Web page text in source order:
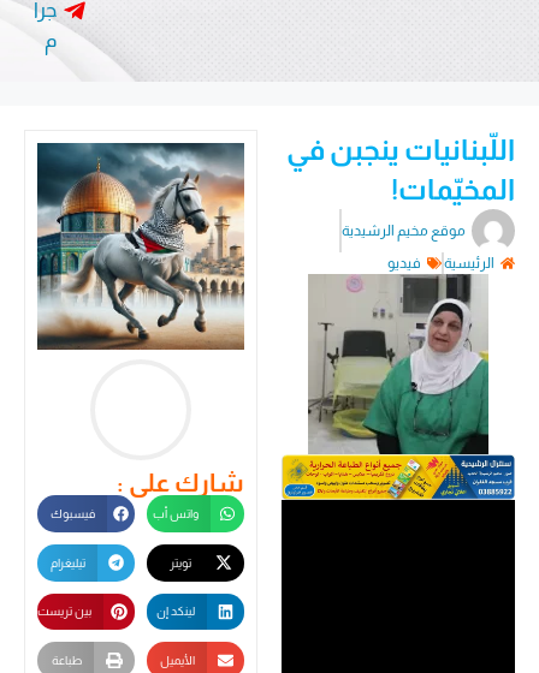
جرا
م
اللّبنانيات ينجبن في
المخيّمات!
موقع مخيم الرشيدية
الرئيسية
فيديو
شارك على :
واتس أب فيسبوك
تيليغرام
لينكد إن بين تريست
الأيميل طباعة